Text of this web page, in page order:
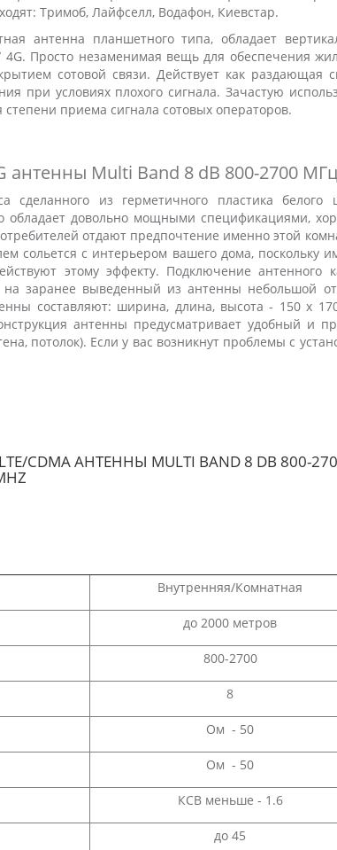
Тримоб, Лайфселл, Водафон, Киевстар.
антенна планшетного типа, обладает
Просто незаменимая вещь для обеспечения
сотовой связи. Действует как раздающая
при условиях плохого сигнала. Зачастую
приема сигнала сотовых операторов.
антенны Multi Band 8 dB 800-2700
из герметичного пластика белого
обладает довольно мощными спецификациями,
отдают предпочтение именно этой
сольется с интерьером вашего дома, поскольку
этому эффекту. Подключение антенного
заранее выведенный из антенны небольшой
составляют: ширина, длина, высота - 150 х
антенны предусматривает удобный и
потолок). Если у вас возникнут проблемы с
CDMA АНТЕННЫ MULTI BAND 8 DB 800-
Внутренняя/Комнатная
до 2000 метров
800-2700
8
Ом - 50
Ом - 50
КСВ меньше - 1.6
до 45